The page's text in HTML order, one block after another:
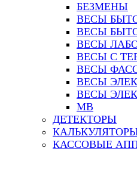
БЕЗМЕНЫ
ВЕСЫ
ВЕСЫ
ВЕСЫ
ВЕСЫ С
ВЕСЫ
ВЕСЫ
ВЕСЫ
МВ
ДЕТЕКТОРЫ
КАССОВЫЕ